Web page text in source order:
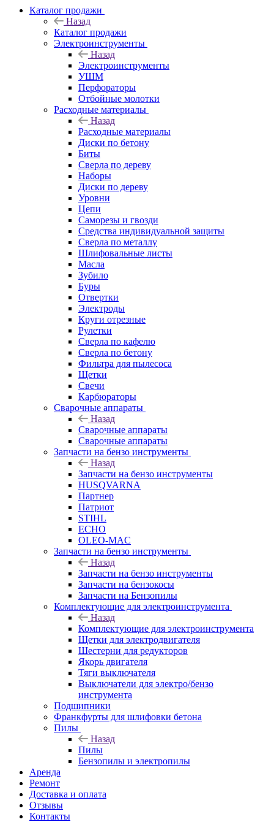
Каталог продажи
Назад
Каталог продажи
Электроинструменты
Назад
Электроинструменты
УШМ
Перфораторы
Отбойные молотки
Расходные материалы
Назад
Расходные материалы
Диски по бетону
Биты
Сверла по дереву
Наборы
Диски по дереву
Уровни
Цепи
Саморезы и гвозди
Средства индивидуальной защиты
Сверла по металлу
Шлифовальные листы
Масла
Зубило
Буры
Отвертки
Электроды
Круги отрезные
Рулетки
Сверла по кафелю
Сверла по бетону
Фильтра для пылесоса
Щетки
Свечи
Карбюраторы
Сварочные аппараты
Назад
Сварочные аппараты
Сварочные аппараты
Запчасти на бензо инструменты
Назад
Запчасти на бензо инструменты
HUSQVARNA
Партнер
Патриот
STIHL
ECHO
OLEO-MAC
Запчасти на бензо инструменты
Назад
Запчасти на бензо инструменты
Запчасти на бензокосы
Запчасти на Бензопилы
Комплектующие для электроинструмента
Назад
Комплектующие для электроинструмента
Щетки для электродвигателя
Шестерни для редукторов
Якорь двигателя
Тяги выключателя
Выключатели для электро/бензо
инструмента
Подшипники
Франкфурты для шлифовки бетона
Пилы
Назад
Пилы
Бензопилы и электропилы
Аренда
Ремонт
Доставка и оплата
Отзывы
Контакты